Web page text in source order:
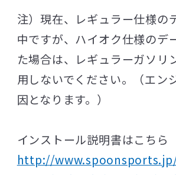
注）現在、レギュラー仕様の
中ですが、ハイオク仕様のデ
た場合は、レギュラーガソリ
用しないでください。（エン
因となります。）
インストール説明書はこちら
http://